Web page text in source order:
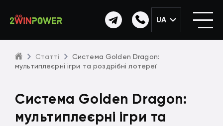
UA
Статті
Система Golden Dragon:
мультиплеєрні ігри та роздрібні лотереї
Система Golden Dragon:
мультиплеєрні ігри та